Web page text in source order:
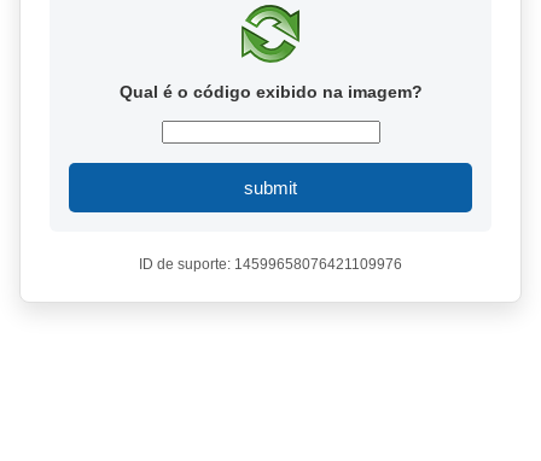
Qual é o código exibido na imagem?
submit
ID de suporte: 14599658076421109976